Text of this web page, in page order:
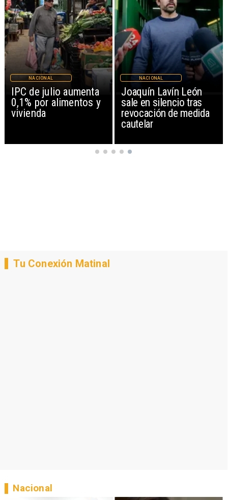
IPC de julio aumenta
0,1% por alimentos y
vivienda
NACIONAL
Joaquín Lavín León
sale en silencio tras
revocación de medida
cautelar
NACIONAL
Tu Conexión Matinal
Nacional